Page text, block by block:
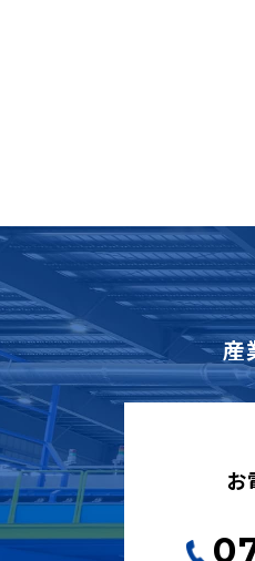
産
お